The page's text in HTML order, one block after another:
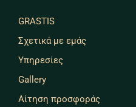
GRASTIS
Σχετικά με εμάς
Υπηρεσίες
Gallery
Αίτηση προσφοράς